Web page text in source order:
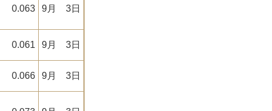
0.063 9月 3日
0.061 9月 3日
0.066 9月 3日